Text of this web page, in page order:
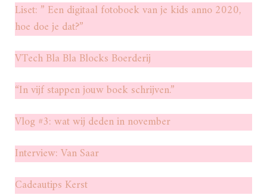
Liset: ” Een digitaal fotoboek van je kids anno 2020,
hoe doe je dat?”
VTech Bla Bla Blocks Boerderij
“In vijf stappen jouw boek schrijven.”
Vlog #3: wat wij deden in november
Interview: Van Saar
Cadeautips Kerst